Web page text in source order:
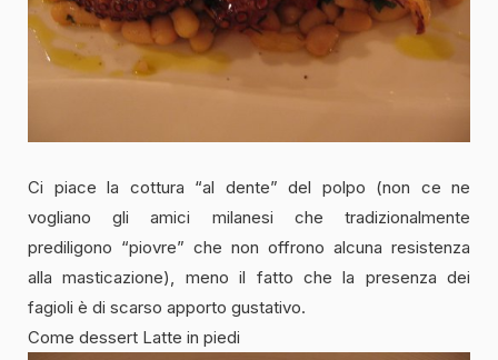
Ci piace la cottura “al dente” del polpo (non ce ne
vogliano gli amici milanesi che tradizionalmente
prediligono “piovre” che non offrono alcuna resistenza
alla masticazione), meno il fatto che la presenza dei
fagioli è di scarso apporto gustativo.
Come dessert Latte in piedi